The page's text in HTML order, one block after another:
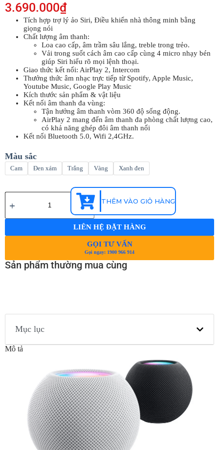
3.690.000₫
Tích hợp trợ lý ảo Siri, Điều khiển nhà thông minh bằng
giọng nói
Chất lượng âm thanh:
Loa cao cấp, âm trầm sâu lắng, treble trong trẻo.
Vải trong suốt cách âm cao cấp cùng 4 micro nhạy bén
giúp Siri hiểu rõ mọi lệnh thoại.
Giao thức kết nối: AirPlay 2, Intercom
Thưởng thức âm nhạc trực tiếp từ Spotify, Apple Music,
Youtube Music, Google Play Music
Kích thước sản phẩm & vật liệu
Kết nối âm thanh đa vùng:
Tận hưởng âm thanh vòm 360 độ sống động.
AirPlay 2 mang đến âm thanh đa phòng chất lượng cao,
có khả năng ghép đôi âm thanh nổi
Kết nối Bluetooth 5.0, Wifi 2,4GHz.
Màu sắc
Cam Đen xám Trắng Vàng Xanh đen
THÊM VÀO GIỎ HÀNG
LIÊN HỆ ĐẶT HÀNG
GỌI TƯ VẤN
Gọi ngay: 1900 966 914
Sản phẩm thường mua cùng
Mục lục
Mô tả